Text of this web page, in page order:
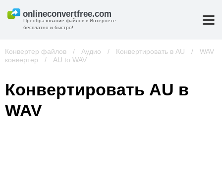
Преобразование файлов в Интернете
бесплатно и быстро!
Конвертер файлов / Аудио / Конвертировать в AU /
WAV
конвертер
/ AU to WAV
Конвертировать AU в
WAV